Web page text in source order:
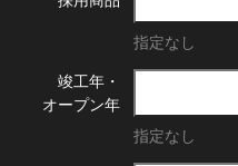
指定なし
竣工年・
オープン年
指定なし